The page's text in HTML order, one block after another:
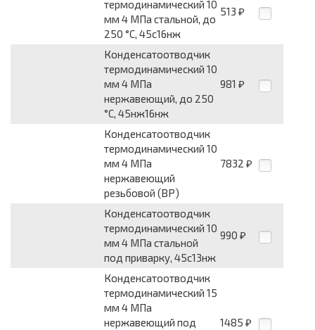
термодинамический 10
мм 4 МПа стальной, до
250 °С, 45с16нж
513 ₽
Конденсатоотводчик
термодинамический 10
мм 4 МПа
нержавеющий, до 250
°С, 45нж16нж
981 ₽
Конденсатоотводчик
термодинамический 10
мм 4 МПа
нержавеющий
резьбовой (ВР)
7832 ₽
Конденсатоотводчик
термодинамический 10
мм 4 МПа стальной
под приварку, 45с13нж
990 ₽
Конденсатоотводчик
термодинамический 15
мм 4 МПа
нержавеющий под
1485 ₽